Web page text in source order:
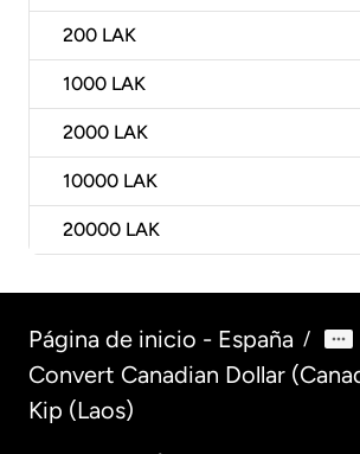
200 LAK
1000 LAK
2000 LAK
10000 LAK
20000 LAK
Página de inicio - España /
Convert Canadian Dollar
Kip (Laos)